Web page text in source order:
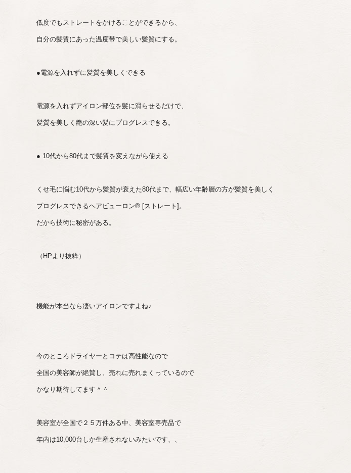
低度でもストレートをかけることができるから、
自分の髪質にあった温度帯で美しい髪質にする。
●電源を入れずに髪質を美しくできる
電源を入れずアイロン部位を髪に滑らせるだけで、
髪質を美しく艶の深い髪にプログレスできる。
● 10代から80代まで髪質を変えながら使える
くせ毛に悩む10代から髪質が衰えた80代まで、幅広い年齢層の方が髪質を美しく
プログレスできるヘアビューロン® [ストレート]。
だから技術に秘密がある。
（HPより抜粋）
機能が本当なら凄いアイロンですよね♪
今のところドライヤーとコテは高性能なので
全国の美容師が絶賛し、売れに売れまくっているので
かなり期待してます＾＾
美容室が全国で２５万件ある中、美容室専売品で
年内は10,000台しか生産されないみたいです、、